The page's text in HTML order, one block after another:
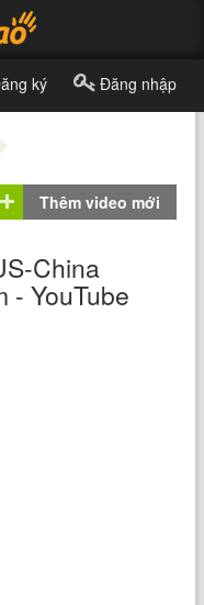
ký Đăng nhập
Thêm video mới
China
- YouTube